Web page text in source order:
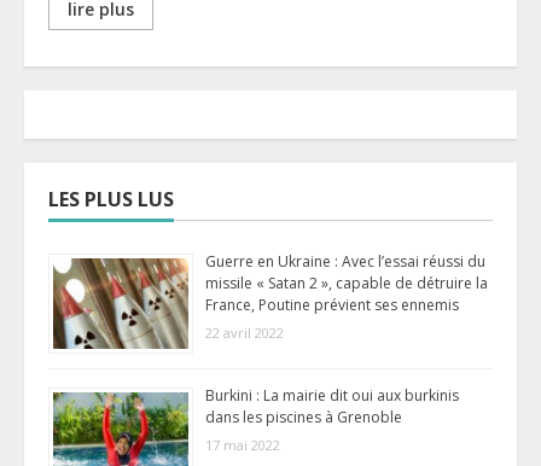
lire plus
LES PLUS LUS
Guerre en Ukraine : Avec l’essai réussi du
missile « Satan 2 », capable de détruire la
France, Poutine prévient ses ennemis
22 avril 2022
Burkini : La mairie dit oui aux burkinis
dans les piscines à Grenoble
17 mai 2022